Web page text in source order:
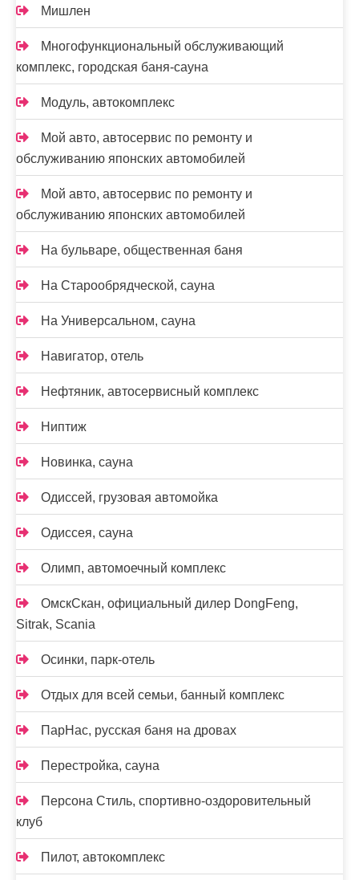
Мишлен
Многофункциональный обслуживающий
комплекс, ​городская баня-сауна
Модуль, автокомплекс
Мой авто, автосервис по ремонту и
обслуживанию японских автомобилей
Мой авто, автосервис по ремонту и
обслуживанию японских автомобилей
На бульваре, общественная баня
На Старообрядческой, сауна
На Универсальном, сауна
Навигатор, отель
Нефтяник, автосервисный комплекс
Ниптиж
Новинка, сауна
Одиссей, грузовая автомойка
Одиссея, сауна
Олимп, автомоечный комплекс
ОмскСкан, официальный дилер DongFeng,
Sitrak, Scania
Осинки, парк-отель
Отдых для всей семьи, банный комплекс
ПарНас, русская баня на дровах
Перестройка, сауна
Персона Стиль, спортивно-оздоровительный
клуб
Пилот, автокомплекс